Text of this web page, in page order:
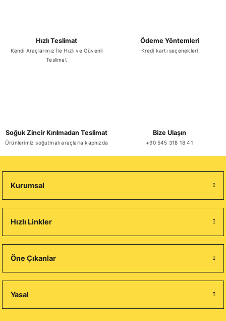
Hızlı Teslimat
Kendi Araçlarımız İle Hızlı ve Güvenli
Teslimat
Ödeme Yöntemleri
Kredi kartı seçenekleri
Soğuk Zincir Kırılmadan Teslimat
Ürünlerimiz soğutmalı araçlarla kapnızda
Bize Ulaşın
+90 545 318 18 41
Kurumsal
Hızlı Linkler
Öne Çıkanlar
Yasal